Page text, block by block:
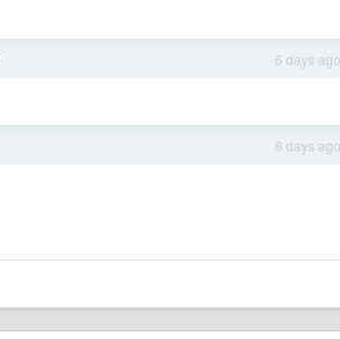
6 days ago
8 days ago